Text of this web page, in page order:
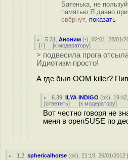
Батенька, не
памятью Я давно
свёрнут, показать
5.31 ,Аноним (-), 02:01, 28/01/
[↑] [к модератору]
> подвесила прога
Идиотизм просто!
А где был OOM killer?
6.39 ,ILYA INDIGO (ok),
[ответить] [к модератору]
Вот честно говоря не
меня в openSUSE по
1.2 ,sphericalhorse (ok), 21:18, 26/01/2012